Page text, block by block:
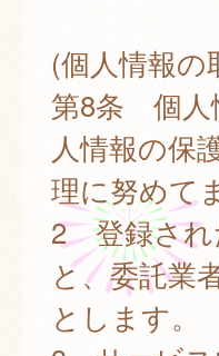
(個人情報の
第8条 個人
人情報の保
理に努めて
2 登録され
と、委託業
とします。